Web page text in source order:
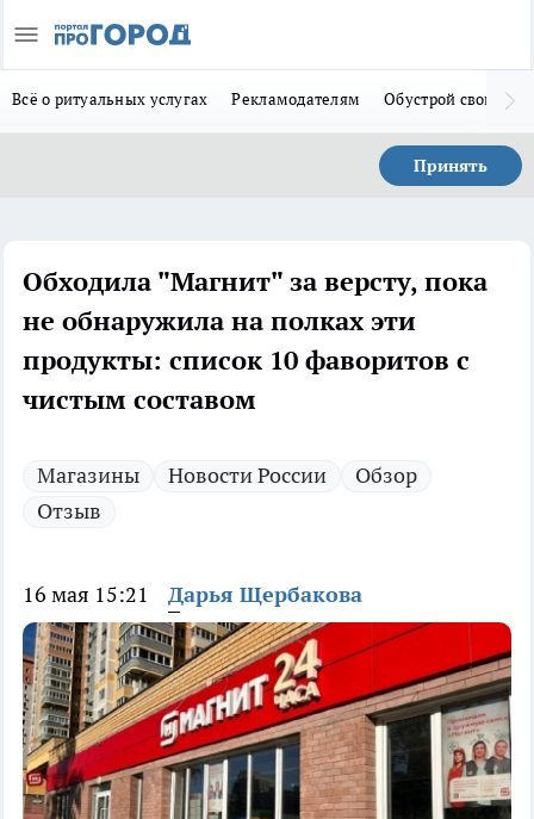
Всё о ритуальных услугах Рекламодателям Обустрой свой дом
Принять
Обходила "Магнит" за версту, пока
не обнаружила на полках эти
продукты: список 10 фаворитов с
чистым составом
Магазины Новости России
Обзор
Отзыв
16 мая 15:21 Дарья Щербакова